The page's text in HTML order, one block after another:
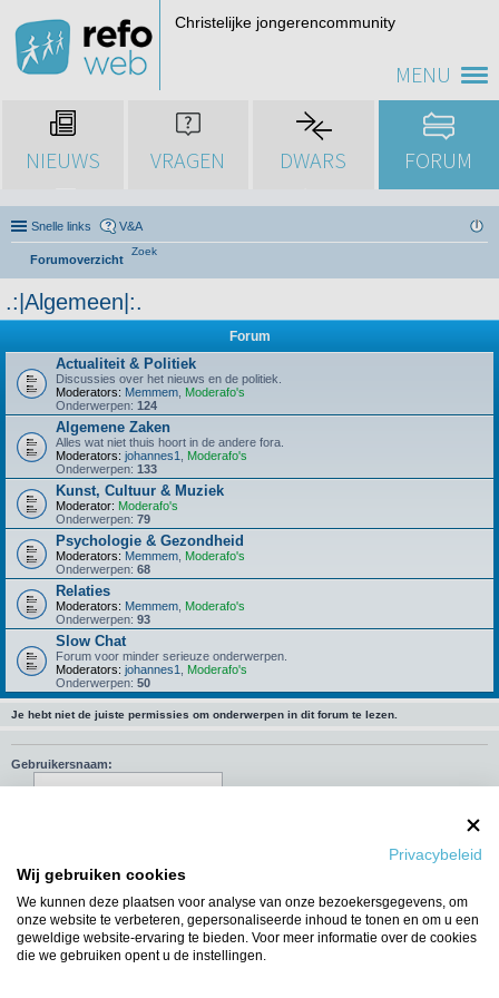
Privacybeleid
Wij gebruiken cookies
We kunnen deze plaatsen voor analyse van onze bezoekersgegevens, om
onze website te verbeteren, gepersonaliseerde inhoud te tonen en om u een
geweldige website-ervaring te bieden. Voor meer informatie over de cookies
die we gebruiken opent u de instellingen.
MENU
Christelijke jongerencommunity
NIEUWS VRAGEN DWARS FORUM
Snelle links V&A
Forumoverzicht
Zoek
.:|Algemeen|:.
Forum
Actualiteit & Politiek
Discussies over het nieuws en de politiek.
Moderators: Memmem Moderafo's
Onderwerpen: 124
Algemene Zaken
Alles wat niet thuis hoort in de andere fora.
Moderators: johannes1
Moderafo's
Onderwerpen: 133
Kunst, Cultuur & Muziek
Moderator: Moderafo's
Onderwerpen: 79
Psychologie & Gezondheid
Moderators: Memmem Moderafo's
Onderwerpen: 68
Relaties
Moderators: Memmem Moderafo's
Onderwerpen: 93
Slow Chat
Forum voor minder serieuze onderwerpen.
Moderators: johannes1
Moderafo's
Onderwerpen: 50
Je hebt niet de juiste permissies om onderwerpen in dit forum te lezen.
Gebruikersnaam:
Mij deze sessie niet weergeven in de lijst met online gebruikers